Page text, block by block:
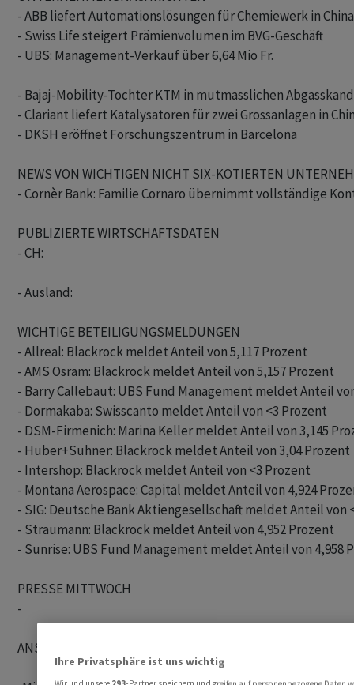
- ABB liefert Automationslösungen für Chemiewerk in China
- Swiss Life steigert Prämienvolumen im BVG-Geschäft
- UBS: Management-Verkauf über 6,64 Mio Fr.
- Bajaj-Mobility-Tochter KTM in mutmasslichen
- Clariant liefert Katalysatoren für zwei Grossanlagen in
- DKSH eröffnet Forschungszentrum in Barcelona
NEWS VON WICHTIGEN NICHT SIX-KOTIERTEN
- Cornèr Bank: Familie Cornaro übernimmt vollständige
PUBLIZIERTE WIRTSCHAFTSDATEN
- CH:
- Ausland:
WICHTIGE BETEILIGUNGSMELDUNGEN
- Allreal: Blackrock meldet Anteil von 5,117 Prozent
- AMS Osram: Blackrock meldet Anteil von 5,157 Prozent
- Barry Callebaut: UBS Fund Management meldet Anteil
- Dormakaba: Swisscanto meldet Anteil von <3 Prozent
- DSM-Firmenich: Marina Keller meldet Anteil von 3,145
- Huber+Suhner: Blackrock meldet Anteil von 3,04 Prozent
- Intershop: Blackrock meldet Anteil von <3 Prozent
- Montana Aerospace: Capital meldet Anteil von 4,924
- SIG: Deutsche Bank Aktiengesellschaft meldet Anteil von
- Straumann: Blackrock meldet Anteil von 4,952 Prozent
- Sunrise: UBS Fund Management meldet Anteil von 4,958
PRESSE MITTWOCH
-
ANSTEHENDE INFORMATIONEN VON UNTERNEHMEN
Ihre Privatsphäre ist uns wichtig